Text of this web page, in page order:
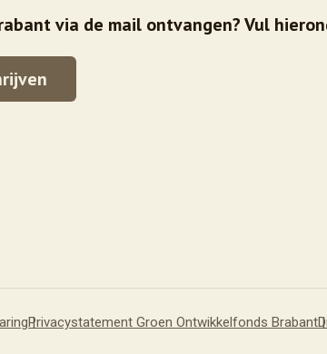
via de mail ontvangen? Vul
Privacystatement Groen Ontwikkelfonds Brabant